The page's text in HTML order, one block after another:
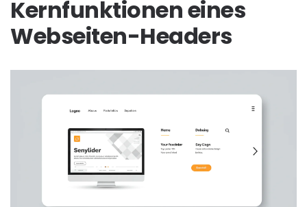
Kernfunktionen eines
Webseiten-Headers